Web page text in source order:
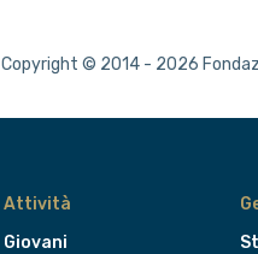
Copyright © 2014 - 2026
Attività
Giovani